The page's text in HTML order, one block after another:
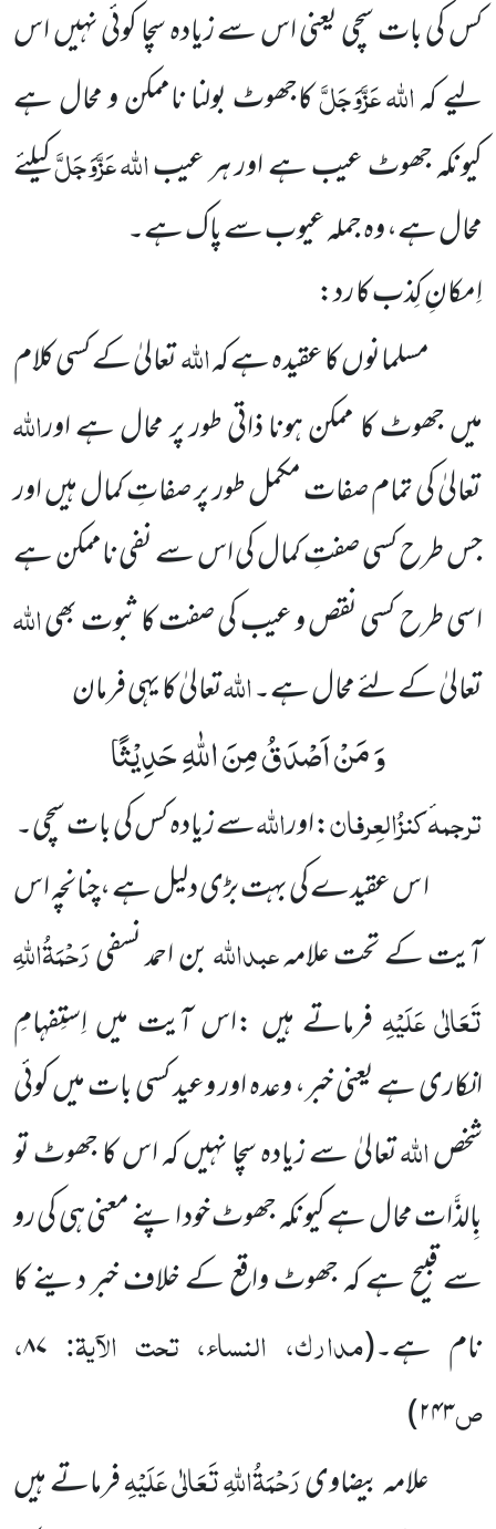
کس کی بات سچی یعنی اس سے زیادہ سچا کوئی نہیں اس
لیے کہاللہعَزَّوَجَلَّکاجھوٹ بولنا ناممکن و محال ہے
کیونکہ جھوٹ عیب ہے اور ہر عیباللہعَزَّوَجَلَّکیلئے
محال ہے، وہ جملہ عیوب سے پاک ہے۔
اِمکانِ کِذب کا رد:
مسلمانوں کا عقیدہ ہے کہاللہتعالیٰ کے کسی کلام
میں جھوٹ کا ممکن ہونا ذاتی طور پر محال ہے اوراللہ
تعالیٰ کی تمام صفات مکمل طور پر صفاتِ کمال ہیں اور
جس طرح کسی صفتِ کمال کی اس سے نفی ناممکن ہے
اسی طرح کسی نقص و عیب کی صفت کا ثبوت بھیاللہ
تعالیٰ کے لئے محال ہے۔اللہتعالیٰ کا یہی فرمان
وَ مَنْ اَصْدَقُ مِنَ اللّٰهِ حَدِیْثًا
ترجمہکنزُالعِرفان:اوراللہسے زیادہ کس کی بات سچی۔
ا س عقیدے کی بہت بڑی دلیل ہے ،چنانچہ اس
آیت کے تحت علامہعبداللہبن احمد نسفیرَحْمَۃُاللہِ
تَعَالٰی عَلَیْہِفرماتے ہیں :اس آیت میں اِستِفہامِ
انکاری ہے یعنی خبر، وعدہ اور وعید کسی بات میں کوئی
شخصاللہتعالیٰ سے زیادہ سچا نہیں کہ اس کا جھوٹ تو
بِالذَّات محال ہے کیونکہ جھوٹ خود اپنے معنی ہی کی رو
سے قبیح ہے کہ جھوٹ واقع کے خلاف خبر دینے کا
نام ہے۔(مدارک، النساء، تحت الآیۃ: ۸۷،
ص۲۴۳)
علامہ بیضاویرَحْمَۃُاللہِ تَعَالٰی عَلَیْہِفرماتے ہیں